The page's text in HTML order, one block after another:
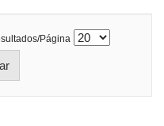
Página